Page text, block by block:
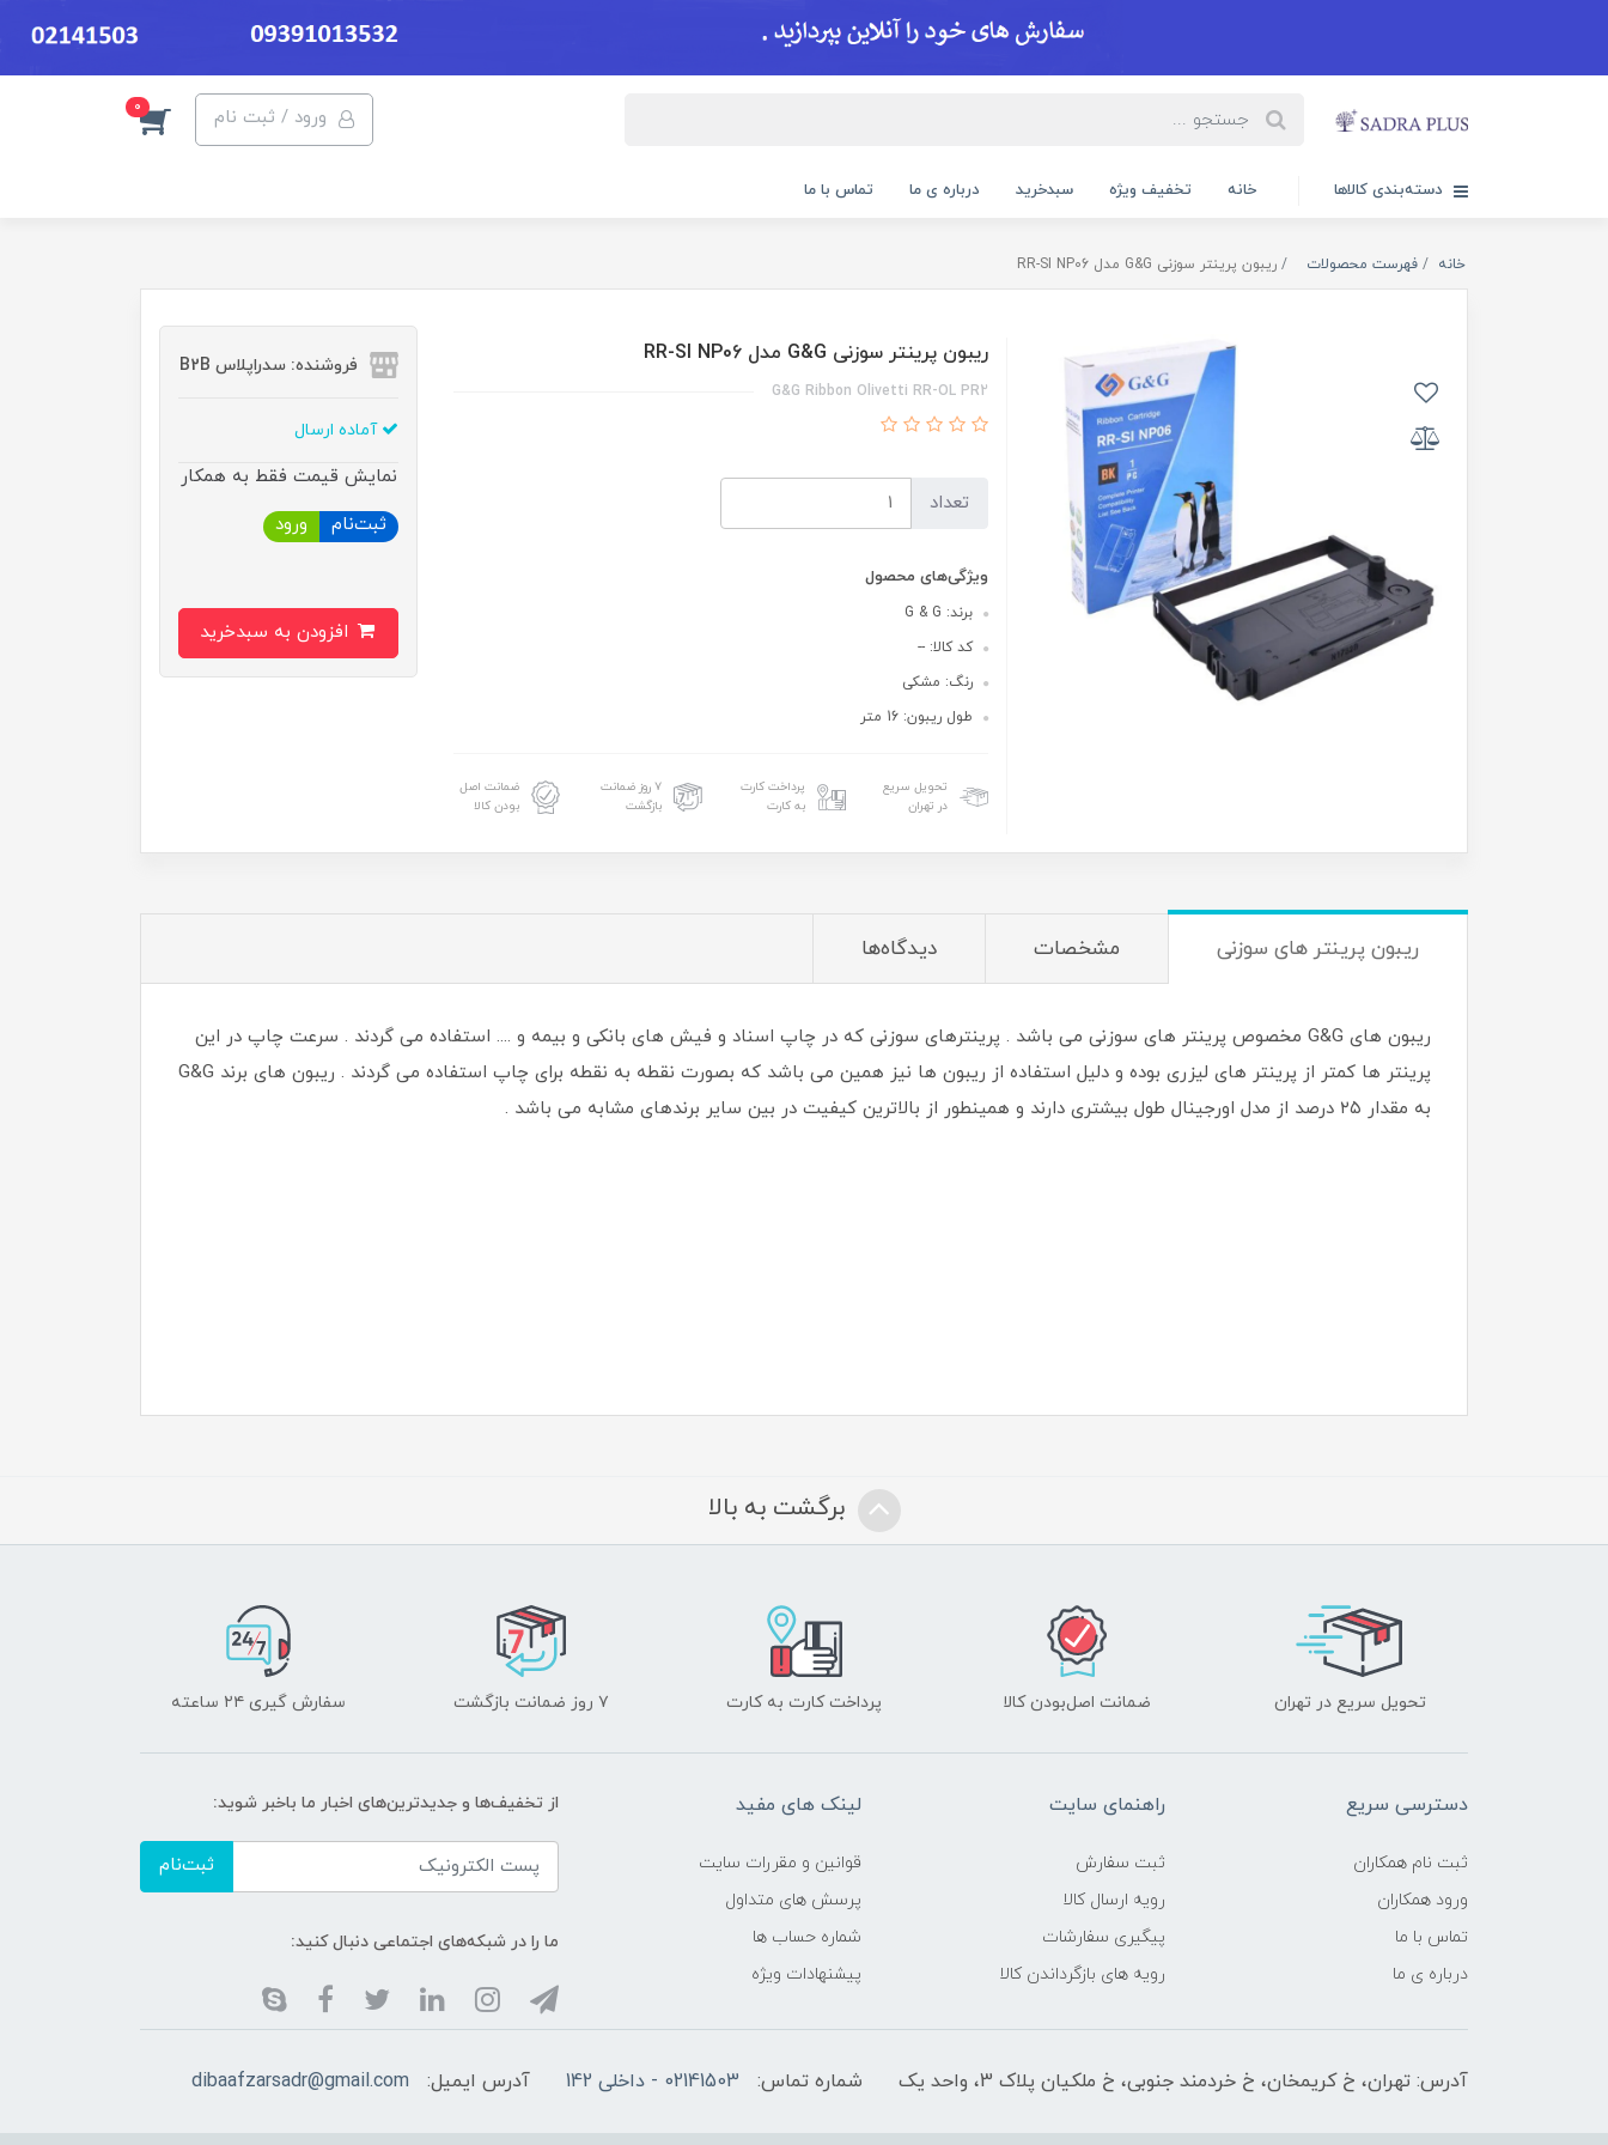
ورود / ثبت نام 0
دسته‌بندی کالاها خانه تخفیف ویژه سبدخرید درباره ی ما تماس با ما
خانه فهرست محصولات ریبون پرینتر سوزنی G&G مدل RR-SI NP06
ریبون پرینتر سوزنی G&G مدل RR-SI NP06
G&G Ribbon Olivetti RR-OL PR2
تعداد
ویژگی‌های محصول
برند: G & G
کد کالا: --
رنگ: مشکی
طول ریبون: 16 متر
تحویل سریع
در تهران
پرداخت کارت
به کارت
۷ روز ضمانت
بازگشت
ضمانت اصل
بودن کالا
فروشنده: سدراپلاس B2B
آماده ارسال
نمایش قیمت فقط به همکار
ثبت‌نام
ورود
ریبون پرینتر های سوزنی مشخصات دیدگاه‌ها
ریبون های G&G مخصوص پرینتر های سوزنی می باشد . پرینترهای سوزنی که در چاپ اسناد و فیش های بانکی و بیمه و .... استفاده می گردند . سرعت چاپ در این
پرینتر ها کمتر از پرینتر های لیزری بوده و دلیل استفاده از ریبون ها نیز همین می باشد که بصورت نقطه به نقطه برای چاپ استفاده می گردند . ریبون های برند G&G
به مقدار ۲۵ درصد از مدل اورجینال طول بیشتری دارند و همینطور از بالاترین کیفیت در بین سایر برندهای مشابه می باشد .
برگشت به بالا
تحویل سریع در تهران ضمانت اصل‌بودن کالا پرداخت کارت به کارت ۷ روز ضمانت بازگشت سفارش گیری ۲۴ ساعته
دسترسی سریع
ثبت نام همکاران
ورود همکاران
تماس با ما
درباره ی ما
راهنمای سایت
ثبت سفارش
رویه ارسال کالا
پیگیری سفارشات
رویه های بازگرداندن کالا
لینک های مفید
قوانین و مقررات سایت
پرسش های متداول
شماره حساب ها
پیشنهادات ویژه
از تخفیف‌ها و جدیدترین‌های اخبار ما باخبر شوید:
ثبت‌نام
ما را در شبکه‌های اجتماعی دنبال کنید:
آدرس: تهران، خ کریمخان، خ خردمند جنوبی، خ ملکیان پلاک 3، واحد یک شماره تماس: 02141503 - داخلی 142 آدرس ایمیل: dibaafzarsadr@gmail.com